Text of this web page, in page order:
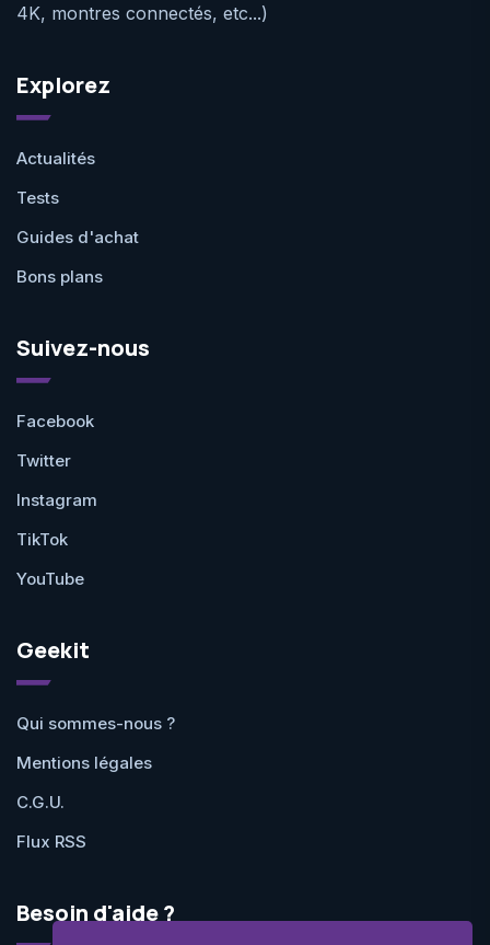
4K, montres connectés, etc...)
Explorez
Actualités
Tests
Guides d'achat
Bons plans
Suivez-nous
Facebook
Twitter
Instagram
TikTok
YouTube
Geekit
Qui sommes-nous ?
Mentions légales
C.G.U.
Flux RSS
Besoin d'aide ?